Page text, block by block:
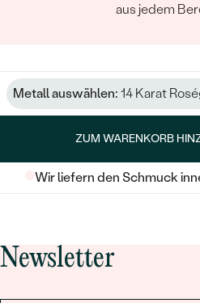
aus jedem
Metall auswählen: 14 Karat
ZUM WARENKORB
Wir liefern den Schmuck
Newsletter